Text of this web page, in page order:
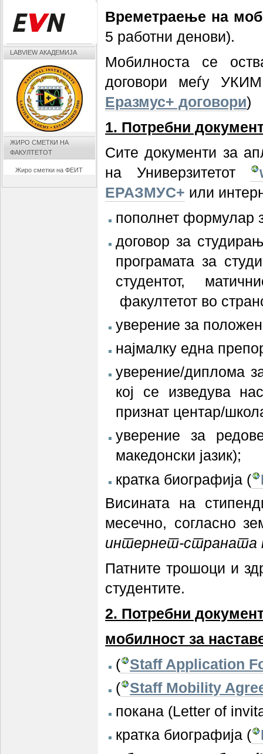
Времетраење на
5 работни денови).
Мобилноста се
договори меѓу
Еразмус+ договори)
1. Потребни
Сите документи за
на Универзитетот
ЕРАЗМУС+ или
пополнет формулар
договор за
програмата за
студентот,
факултетот во
уверение за
најмалку една
уверение/диплома
кој се изведува
признат центар/
уверение за
македонски јазик);
кратка биографија (
Висината на
месечно, согласно
интернет-страната
Патните трошоци и
студентите.
2. Потребни
мобилност за настав
(
Staff Application
(
Staff Mobility
покана (Letter of
кратка биографија (
LABVIEW АКАДЕМИЈА
ЖИРО СМЕТКИ НА
ФАКУЛТЕТОТ
Жиро сметки на ФЕИТ